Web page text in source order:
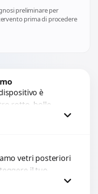
preliminare per
prima di procedere
è
rotto, bolle,
o pixel morti?
vetri posteriori
il tuo
l’estetica